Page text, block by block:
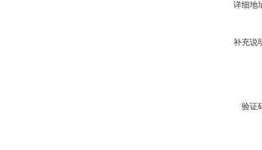
详细地
补充说
验证